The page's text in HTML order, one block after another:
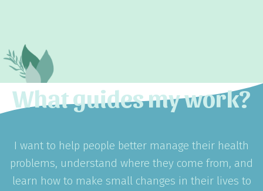
What guides my work?
I want to help people better manage their health
problems, understand where they come from, and
learn how to make small changes in their lives to